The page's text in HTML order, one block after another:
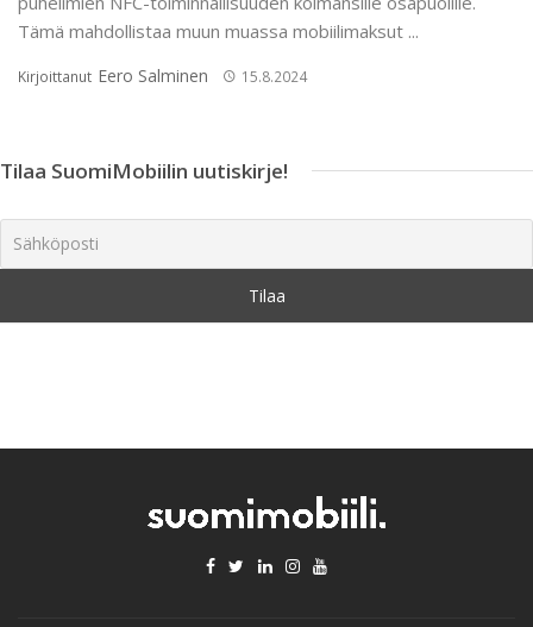
Tämä mahdollistaa muun muassa mobiilimaksut ...
Kirjoittanut Eero Salminen 15.8.2024
Tilaa SuomiMobiilin uutiskirje!